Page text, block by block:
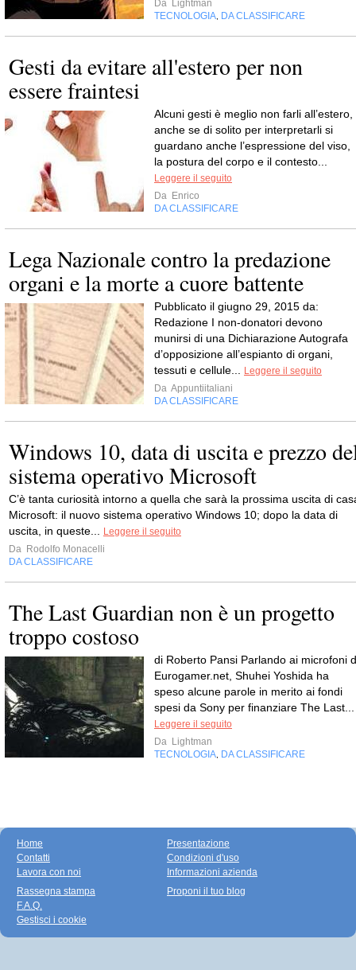
Da Lightman
TECNOLOGIA DA CLASSIFICARE
Gesti da evitare all'estero per non
essere fraintesi
Alcuni gesti è meglio non farli all’estero,
anche se di solito per interpretarli si
guardano anche l’espressione del viso,
la postura del corpo e il contesto...
Leggere il seguito
Da Enrico
DA CLASSIFICARE
Lega Nazionale contro la predazione
organi e la morte a cuore battente
Pubblicato il giugno 29, 2015 da:
Redazione I non-donatori devono
munirsi di una Dichiarazione Autografa
d’opposizione all’espianto di organi,
tessuti e cellule...
Leggere il seguito
Da Appuntiitaliani
DA CLASSIFICARE
Windows 10, data di uscita e prezzo
sistema operativo Microsoft
C’è tanta curiosità intorno a quella che sarà la prossima uscita di
Microsoft: il nuovo sistema operativo Windows 10; dopo la data di
uscita, in queste...
Leggere il seguito
Da Rodolfo Monacelli
DA CLASSIFICARE
The Last Guardian non è un progetto
troppo costoso
di Roberto Pansi Parlando ai microfoni
Eurogamer.net, Shuhei Yoshida ha
speso alcune parole in merito ai fondi
spesi da Sony per finanziare The Last...
Leggere il seguito
Da Lightman
TECNOLOGIA DA CLASSIFICARE
Home
Contatti
Lavora con noi
Presentazione
Condizioni d'uso
Informazioni azienda
Rassegna stampa
F.A.Q.
Gestisci i cookie
Proponi il tuo blog